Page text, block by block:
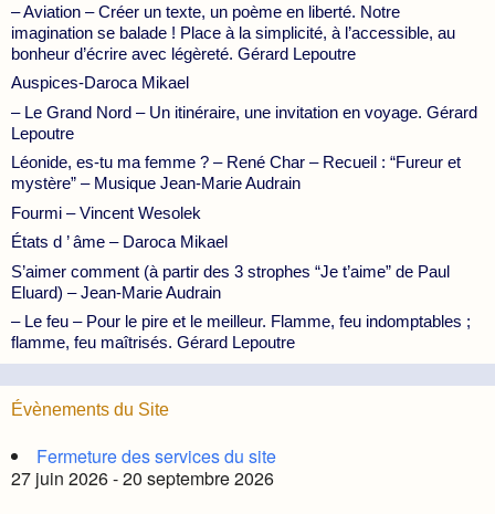
– Aviation – Créer un texte, un poème en liberté. Notre
imagination se balade ! Place à la simplicité, à l’accessible, au
bonheur d’écrire avec légèreté. Gérard Lepoutre
Auspices-Daroca Mikael
– Le Grand Nord – Un itinéraire, une invitation en voyage. Gérard
Lepoutre
Léonide, es-tu ma femme ? – René Char – Recueil : “Fureur et
mystère” – Musique Jean-Marie Audrain
Fourmi – Vincent Wesolek
États d ’ âme – Daroca Mikael
S’aimer comment (à partir des 3 strophes “Je t’aime” de Paul
Eluard) – Jean-Marie Audrain
– Le feu – Pour le pire et le meilleur. Flamme, feu indomptables ;
flamme, feu maîtrisés. Gérard Lepoutre
Évènements du Site
Fermeture des services du site
27 juin 2026 - 20 septembre 2026